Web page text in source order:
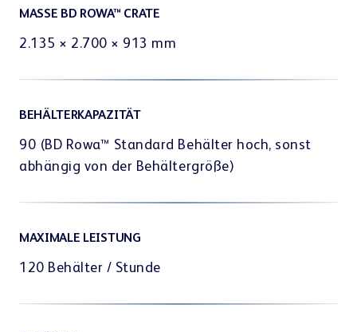
Lerncenter
Webshop
MASSE BD ROWA™ CRATE
2.135 × 2.700 × 913 mm
BEHÄLTERKAPAZITÄT
90 (BD Rowa™ Standard Behälter hoch, sonst
abhängig von der Behältergröße)
MAXIMALE LEISTUNG
120 Behälter / Stunde